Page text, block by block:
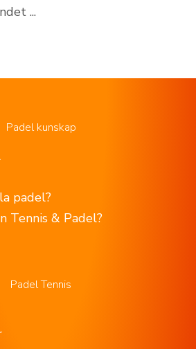
...
Padel kunskap
padel?
Tennis & Padel?
Padel Tennis